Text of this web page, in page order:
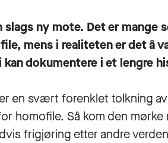
ny mote. Det er mange
mens i realiteten er det å
dokumentere i et lengre
en svært forenklet tolkning
homofile. Så kom den
frigjøring etter andre